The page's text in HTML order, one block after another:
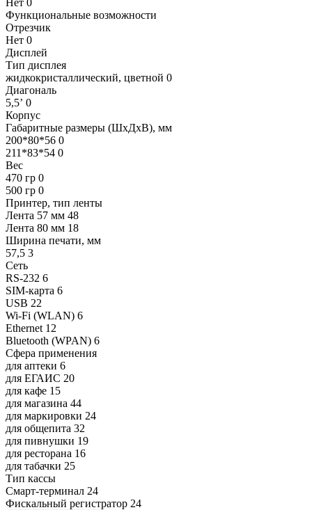
Функциональные возможности
Отрезчик
Нет 0
Дисплей
Тип дисплея
жидкокристаллический, цветной 0
Диагональ
5,5’ 0
Корпус
Габаритные размеры (ШхДхВ), мм
200*80*56 0
211*83*54 0
Вес
470 гр 0
500 гр 0
Принтер, тип ленты
Лента 57 мм 48
Лента 80 мм 18
Ширина печати, мм
57,5 3
Сеть
RS-232 6
SIM-карта 6
USB 22
Wi-Fi (WLAN) 6
Ethernet 12
Bluetooth (WPAN) 6
Сфера применения
для аптеки 6
для ЕГАИС 20
для кафе 15
для магазина 44
для маркировки 24
для общепита 32
для пивнушки 19
для ресторана 16
для табачки 25
Тип кассы
Смарт-терминал 24
Фискальный регистратор 24